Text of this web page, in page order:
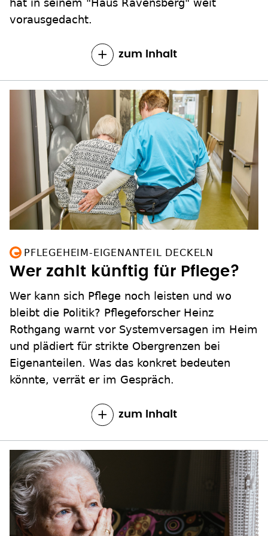
hat in seinem "Haus Ravensberg" weit
vorausgedacht.
zum Inhalt
PFLEGEHEIM-EIGENANTEIL DECKELN
Wer zahlt künftig für Pflege?
Wer kann sich Pflege noch leisten und wo
bleibt die Politik? Pflegeforscher Heinz
Rothgang warnt vor Systemversagen im Heim
und plädiert für strikte Obergrenzen bei
Eigenanteilen. Was das konkret bedeuten
könnte, verrät er im Gespräch.
zum Inhalt